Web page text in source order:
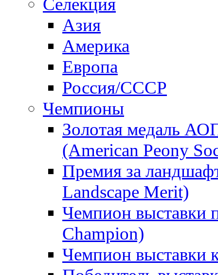
Селекция
Азия
Америка
Европа
Россия/СССР
Чемпионы
Золотая медаль
(American Peony
Премия за
Landscape Merit)
Чемпион выставки
Champion)
Чемпион выставки